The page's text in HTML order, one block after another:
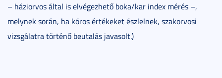
– háziorvos által is elvégezhető boka/kar index mérés –,
melynek során, ha kóros értékeket észlelnek, szakorvosi
vizsgálatra történő beutalás javasolt.)